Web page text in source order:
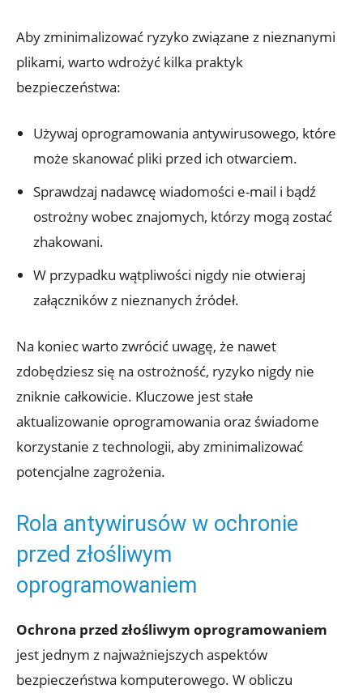
Aby zminimalizować ryzyko związane z nieznanymi
plikami, warto wdrożyć kilka praktyk
bezpieczeństwa:
Używaj oprogramowania antywirusowego, które
może skanować pliki przed ich otwarciem.
Sprawdzaj nadawcę wiadomości e-mail i bądź
ostrożny wobec znajomych, którzy mogą zostać
zhakowani.
W przypadku wątpliwości nigdy nie otwieraj
załączników z nieznanych źródeł.
Na koniec warto zwrócić uwagę, że nawet
zdobędziesz się na ostrożność, ryzyko nigdy nie
zniknie całkowicie. Kluczowe jest stałe
aktualizowanie oprogramowania oraz świadome
korzystanie z technologii, aby zminimalizować
potencjalne zagrożenia.
Rola antywirusów w ochronie
przed złośliwym
oprogramowaniem
Ochrona przed złośliwym oprogramowaniem
jest jednym z najważniejszych aspektów
bezpieczeństwa komputerowego. W obliczu